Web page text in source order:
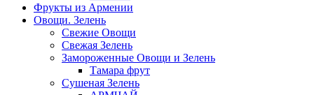
Фрукты из Армении
Овощи. Зелень
Свежие Овощи
Свежая Зелень
Замороженные Овощи и Зелень
Тамара фрут
Сушеная Зелень